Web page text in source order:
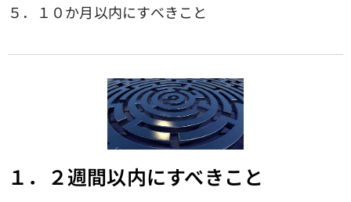
５．１０か月以内にすべきこと
１．２週間以内にすべきこと